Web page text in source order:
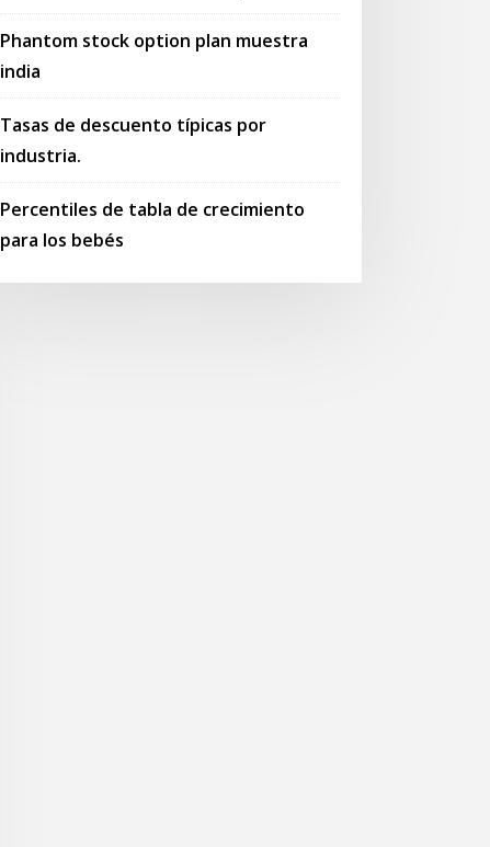
Phantom stock option plan muestra
india
Tasas de descuento típicas por
industria.
Percentiles de tabla de crecimiento
para los bebés